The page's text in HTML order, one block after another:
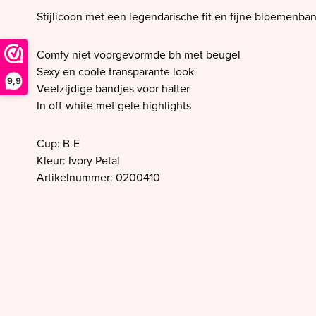
9,9
SALE PrimaDonna Swim
SALE Ten Cate
Stijlicoon met een legendarische fit en fijne
Comfy niet voorgevormde bh met beugel
Sexy en coole transparante look
Veelzijdige bandjes voor halter
In off-white met gele highlights
Cup: B-E
Kleur: Ivory Petal
Artikelnummer: 0200410